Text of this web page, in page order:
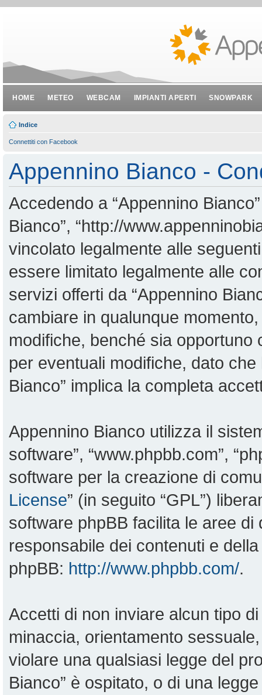
HOME METEO WEBCAM IMPIANTI APERTI SNOWPARK
Indice
Connettiti con Facebook
Appennino Bianco -
Accedendo a “Appennino
Bianco”, “http://
vincolato legalmente alle
essere limitato legalmente alle
servizi offerti da “Appennino
cambiare in qualunque
modifiche, benché sia
per eventuali modifiche, dato che
Bianco” implica la completa
Appennino Bianco utilizza il
software”, “www.phpbb.com”,
software per la creazione di
License” (in seguito “GPL”)
software phpBB facilita le aree
responsabile dei contenuti e
phpBB: http://www.phpbb.com/.
Accetti di non inviare alcun tipo
minaccia, orientamento
violare una qualsiasi legge del
Bianco” è ospitato, o di una